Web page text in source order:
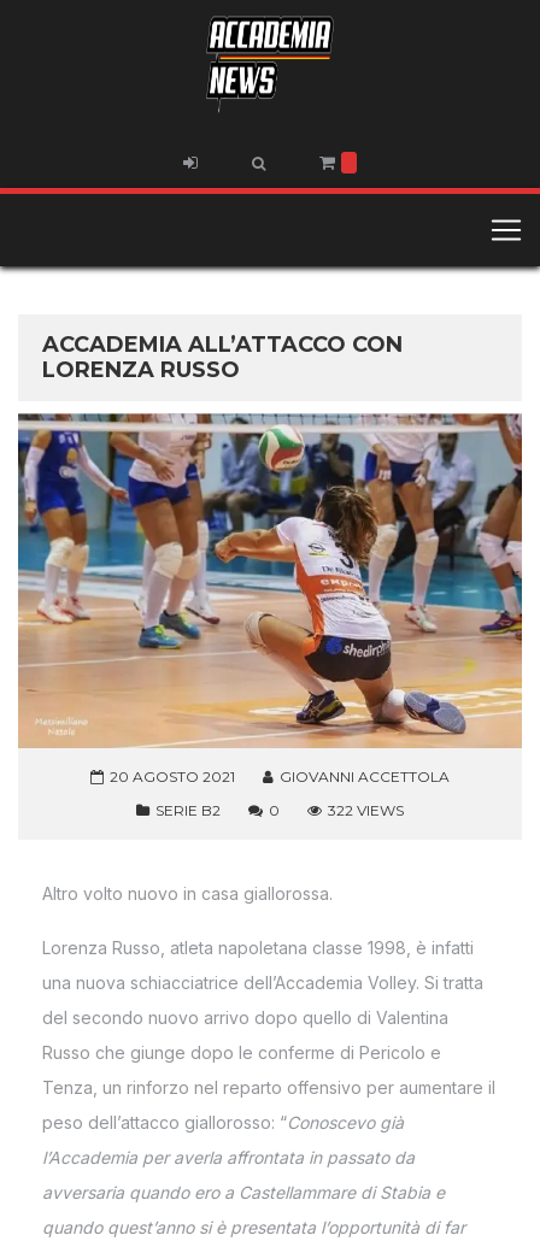
ACCADEMIA ALL’ATTACCO CON
LORENZA RUSSO
20 AGOSTO 2021
GIOVANNI ACCETTOLA
SERIE B2
0 322 VIEWS
Altro volto nuovo in casa giallorossa.
Lorenza Russo, atleta napoletana classe 1998, è infatti
una nuova schiacciatrice dell’Accademia Volley. Si tratta
del secondo nuovo arrivo dopo quello di Valentina
Russo che giunge dopo le conferme di Pericolo e
Tenza, un rinforzo nel reparto offensivo per aumentare il
peso dell’attacco giallorosso: “Conoscevo già
l’Accademia per averla affrontata in passato da
avversaria quando ero a Castellammare di Stabia e
quando quest’anno si è presentata l’opportunità di far